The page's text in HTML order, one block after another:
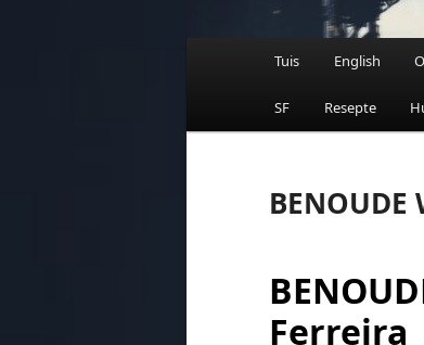
Tuis English
SF Resepte
BENOUDE
Ferreira